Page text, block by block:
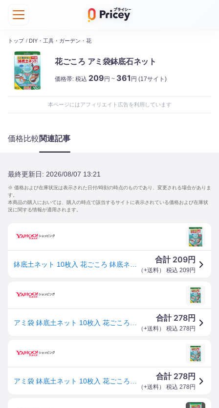
トップ / DIY・工具・ガーデン・花
花ごころ アミ袋鉢底石ネット
価格帯: 税込 209 円 ~ 361 円 (17サイト)
本ページにはアフィリエイト広告を利用しています
価格比較関連記事
最終更新日: 2026/08/07 13:21
※ 価格および在庫状況は表示された日付/時刻の時点のものであり、変更される場合がありま
す。
本商品の購入においては、購入の時点で該当するサイトに表示されている価格および在庫状
況に関する情報が適用されます。
合計 209円
（+送料） 税込 209 円
合計 278円
（+送料） 税込 278 円
合計 278円
（+送料） 税込 278 円